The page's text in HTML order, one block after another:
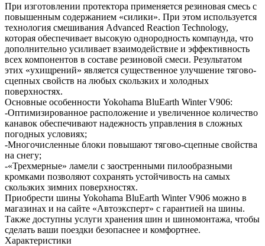
При изготовлении протектора применяется резиновая смесь с
повышенным содержанием «силики». При этом используется
технология смешивания Advanced Reaction Technology,
которая обеспечивает высокую однородность компаунда, что
дополнительно усиливает взаимодействие и эффективность
всех компонентов в составе резиновой смеси. Результатом
этих «ухищрений» является существенное улучшение тягово-
сцепных свойств на любых скользких и холодных
поверхностях.
Основные особенности Yokohama BluЕarth Winter V906:
-Оптимизированное расположение и увеличенное количество
канавок обеспечивают надежность управления в сложных
погодных условиях;
-Многочисленные блоки повышают тягово-сцепные свойства
на снегу;
-«Трехмерные» ламели с заостренными пилообразными
кромками позволяют сохранять устойчивость на самых
скользких зимних поверхностях.
Приобрести шины Yokohama BluЕarth Winter V906 можно в
магазинах и на сайте «Автоэксперт» с гарантией на шины.
Также доступны услуги хранения шин и шиномонтажа, чтобы
сделать ваши поездки безопаснее и комфортнее.
Характеристики